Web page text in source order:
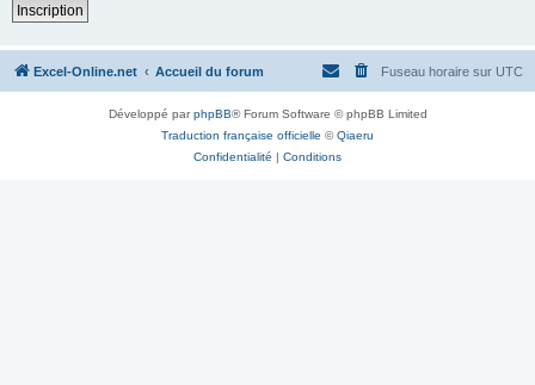
Inscription
Excel-Online.net Accueil du forum Fuseau horaire sur UTC
Développé parphpBB® Forum Software © phpBB Limited
Traduction française officielle ©Qiaeru
Confidentialité | Conditions